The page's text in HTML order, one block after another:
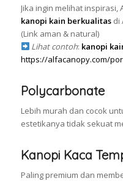
Jika ingin melihat
kanopi kain berkualitasdi
(Link aman & natural)
Lihat contoh: kanopi
https://alfacanopy.com/
Polycarbonate
Lebih murah dan cocok
estetikanya tidak sekuat
Kanopi Kaca
Paling premium dan